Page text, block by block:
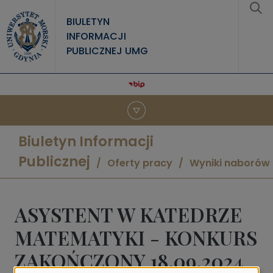
BIULETYN
INFORMACJI
PUBLICZNEJ UMG
Biuletyn Informacji
Publicznej
Oferty pracy Wyniki naborów
ASYSTENT W KATEDRZE
MATEMATYKI - KONKURS
ZAKOŃCZONY 18.09.2024